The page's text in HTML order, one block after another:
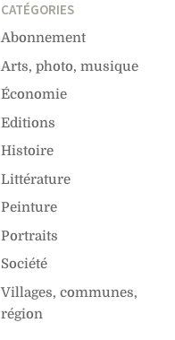
CATÉGORIES
Abonnement
Arts, photo, musique
Économie
Editions
Histoire
Littérature
Peinture
Portraits
Société
Villages, communes,
région